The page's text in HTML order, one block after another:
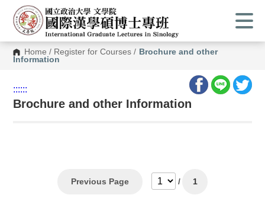
Home / Register for Courses / Brochure and other
Information
::::::
Brochure and other Information
Previous Page / 1